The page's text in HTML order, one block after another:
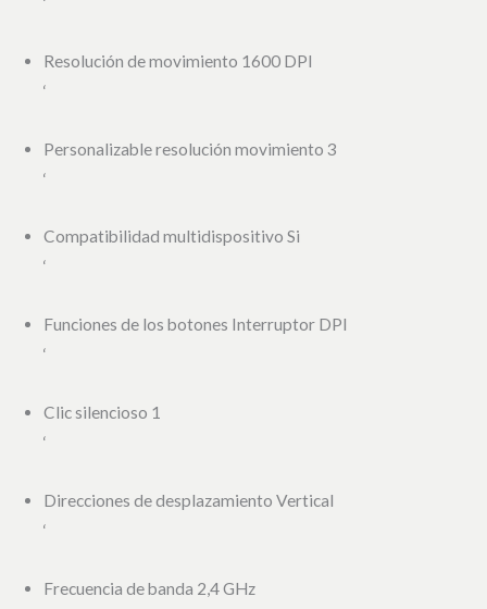
Resolución de movimiento 1600 DPI
‘
Personalizable resolución movimiento 3
‘
Compatibilidad multidispositivo Si
‘
Funciones de los botones Interruptor DPI
‘
Clic silencioso 1
‘
Direcciones de desplazamiento Vertical
‘
Frecuencia de banda 2,4 GHz